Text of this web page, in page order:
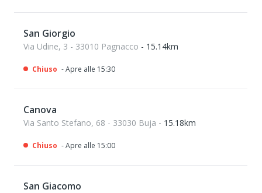
San Giorgio
Via Udine, 3 - 33010 Pagnacco - 15.14km
Chiuso - Apre alle 15:30
Canova
Via Santo Stefano, 68 - 33030 Buja - 15.18km
Chiuso - Apre alle 15:00
San Giacomo